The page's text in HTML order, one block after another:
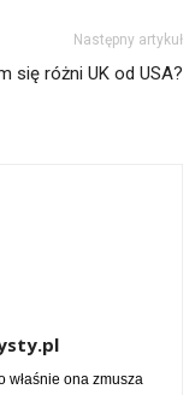
Następny artykuł
się różni UK od USA?
właśnie ona zmusza